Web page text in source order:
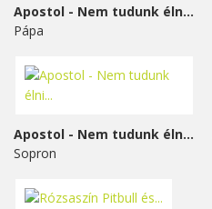
Apostol - Nem tudunk élni...
Pápa
Apostol - Nem tudunk élni...
Sopron